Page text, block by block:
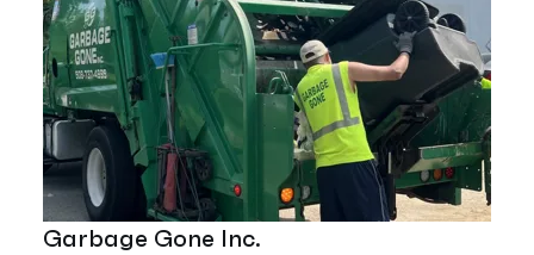
Garbage Gone Inc.